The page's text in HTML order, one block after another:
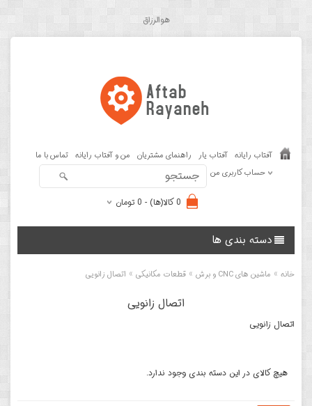
هوالرزاق
آفتاب رایانه آفتاب یار راهنمای مشتریان من و آفتاب رایانه تماس با ما
حساب کاربری من
0 کالا(ها) - 0 تومان
دسته بندی ها
خانه » ماشین های CNC و برش » قطعات مکانیکی » اتصال زانویی
اتصال زانویی
اتصال زانویی
هیچ کالای در این دسته بندی وجود ندارد.